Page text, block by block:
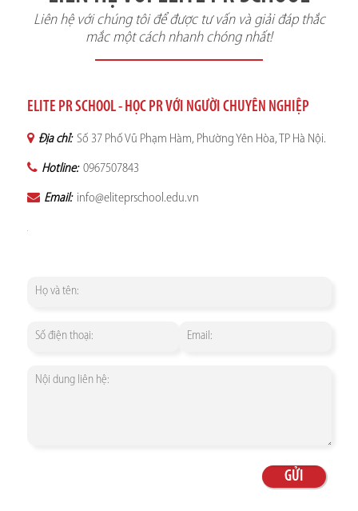
Liên hệ với chúng tôi để được tư vấn và giải đáp thắc
mắc một cách nhanh chóng nhất!
ELITE PR SCHOOL - HỌC PR VỚI NGƯỜI CHUYÊN NGHIỆP
Địa chỉ: Số 37 Phố Vũ Phạm Hàm, Phường Yên Hòa, TP Hà Nội.
Hotline: 0967507843
Email: info@eliteprschool.edu.vn